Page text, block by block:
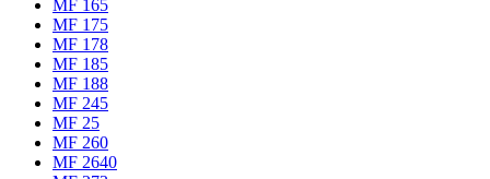
MF 165
MF 175
MF 178
MF 185
MF 188
MF 245
MF 25
MF 260
MF 2640